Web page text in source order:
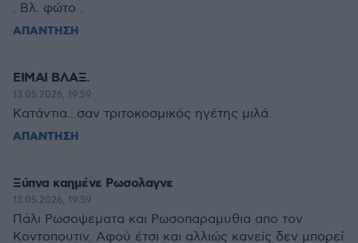
. Βλ. φώτο .
ΑΠΑΝΤΗΣΗ
ΕΙΜΑΙ ΒΛΑΞ.
13.05.2026, 19:59
Κατάντια...σαν τριτοκοσμικός ηγέτης μιλά.
ΑΠΑΝΤΗΣΗ
Ξύπνα καημένε Ρωσολαγνε
13.05.2026, 19:59
Πάλι Ρωσοψεματα και Ρωσοπαραμυθια απο τον
Κοντοπουτιν. Αφού έτσι και αλλιώς κανείς δεν μπορεί